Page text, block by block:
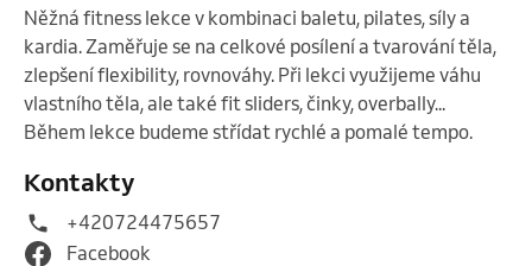
Něžná fitness lekce v kombinaci baletu, pilates, síly a
kardia. Zaměřuje se na celkové posílení a tvarování těla,
zlepšení flexibility, rovnováhy. Při lekci využijeme váhu
vlastního těla, ale také fit sliders, činky, overbally...
Během lekce budeme střídat rychlé a pomalé tempo.
Kontakty
+420724475657
Facebook